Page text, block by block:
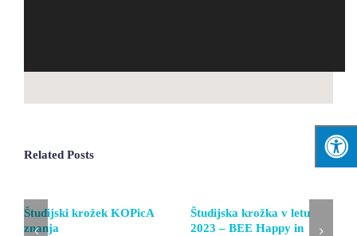
Related Posts
Študijski krožek KOPicA
znanja
Študijska krožka v letu
2023 – BEE Happy in